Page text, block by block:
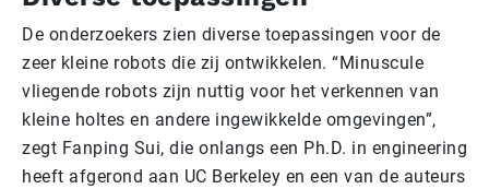
De onderzoekers zien diverse toepassingen voor de
zeer kleine robots die zij ontwikkelen. “Minuscule
vliegende robots zijn nuttig voor het verkennen van
kleine holtes en andere ingewikkelde omgevingen”,
zegt Fanping Sui, die onlangs een Ph.D. in engineering
heeft afgerond aan UC Berkeley en een van de auteurs